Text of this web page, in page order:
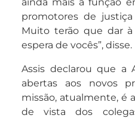
promotores de
Muito terão que dar
espera de vocês”, disse.
Assis declarou que a
abertas aos novos
missão, atualmente, é
de vista dos